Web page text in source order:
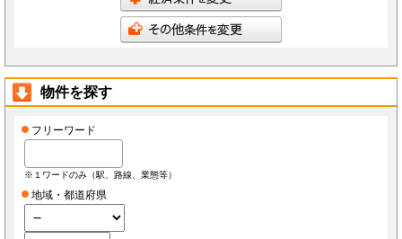
物件を探す
フリーワード
※１ワードのみ（駅、路線、業態等）
地域・都道府県